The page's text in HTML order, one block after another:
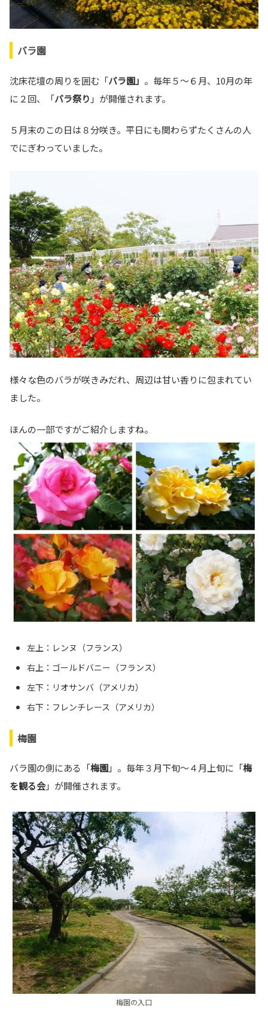
バラ園
沈床花壇の周りを囲む「バラ園」 。毎年５～６月、10月の年
に２回、「バラ祭り 」が開催されます。
５月末のこの日は８分咲き。平日にも関わらずたくさんの人
でにぎわっていました。
様々な色のバラが咲きみだれ、周辺は甘い香りに包まれてい
ました。
ほんの一部ですがご紹介しますね。
左上：レンヌ（フランス）
右上：ゴールドバニー（フランス）
左下：リオサンバ（アメリカ）
右下：フレンチレース（アメリカ）
梅園
バラ園の側にある「梅園」。毎年３月下旬～４月上旬に「梅
を観る会」が開催されます。
梅園の入口